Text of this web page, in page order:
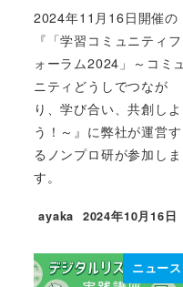
2024年11月16日開催の
『「学習コミュニティフ
ォーラム2024」～コミュ
ニティどうしでつなが
り、学び合い、共創しよ
う！～』に弊社が運営す
るノンプロ研が参加しま
す。
ayaka
投稿日
2024年10月16日
ニュース